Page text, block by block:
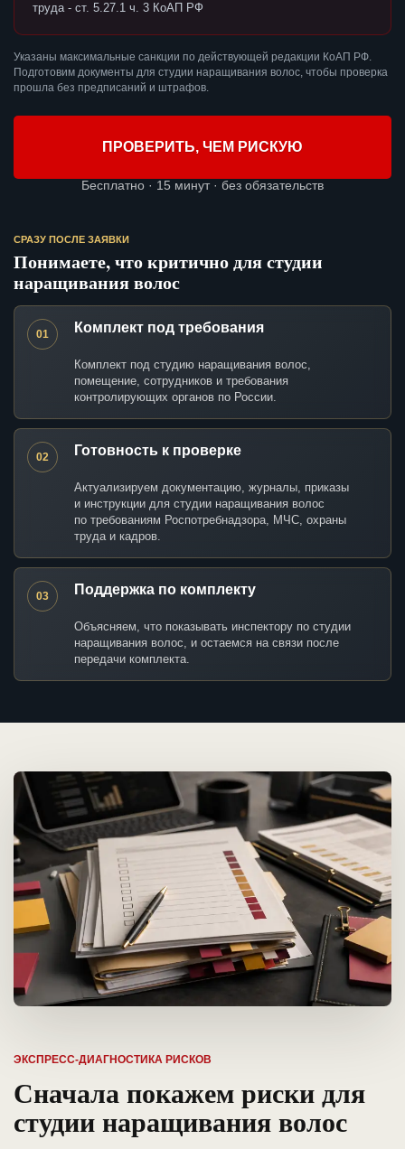
труда - ст. 5.27.1 ч. 3 КоАП РФ
Указаны максимальные санкции по действующей редакции КоАП РФ.
Подготовим документы для студии наращивания волос, чтобы проверка
прошла без предписаний и штрафов.
ПРОВЕРИТЬ, ЧЕМ РИСКУЮ
Бесплатно · 15 минут · без обязательств
СРАЗУ ПОСЛЕ ЗАЯВКИ
Понимаете, что критично для студии
наращивания волос
01 Комплект под требования
Комплект под студию наращивания волос,
помещение, сотрудников и требования
контролирующих органов по России.
02 Готовность к проверке
Актуализируем документацию, журналы, приказы
и инструкции для студии наращивания волос
по требованиям Роспотребнадзора, МЧС, охраны
труда и кадров.
03 Поддержка по комплекту
Объясняем, что показывать инспектору по студии
наращивания волос, и остаемся на связи после
передачи комплекта.
ЭКСПРЕСС-ДИАГНОСТИКА РИСКОВ
Сначала покажем риски для
студии наращивания волос